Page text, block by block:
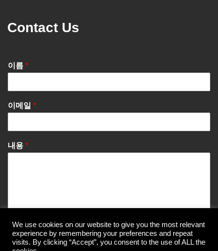
Contact Us
이름 *
이메일 *
내용 *
Send Message
We use cookies on our website to give you the most relevant
experience by remembering your preferences and repeat
visits. By clicking “Accept”, you consent to the use of ALL the